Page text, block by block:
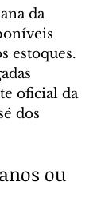
da
estoques.
oficial da
dos
ou